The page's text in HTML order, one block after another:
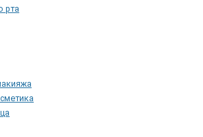
рта